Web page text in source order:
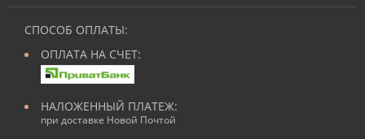
СПОСОБ ОПЛАТЫ:
ОПЛАТА НА СЧЕТ:
НАЛОЖЕННЫЙ ПЛАТЕЖ:
при доставке Новой Почтой